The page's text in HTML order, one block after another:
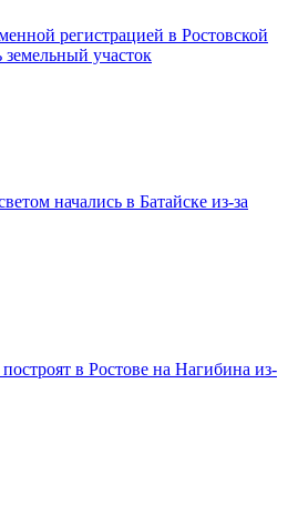
регистрацией в Ростовской
земельный участок
начались в Батайске из-за
в Ростове на Нагибина из-